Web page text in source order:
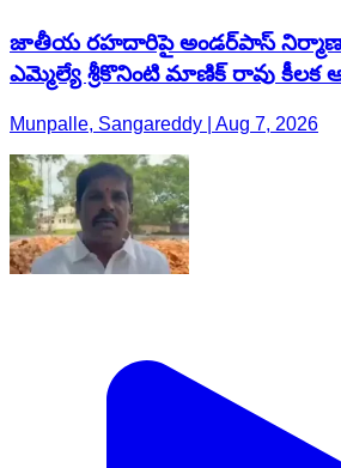
జాతీయ రహదారిపై అండర్‌పాస్
ఎమ్మెల్యే శ్రీకొనింటి మాణిక్ రావు కీలక
Munpalle, Sangareddy | Aug 7, 2026